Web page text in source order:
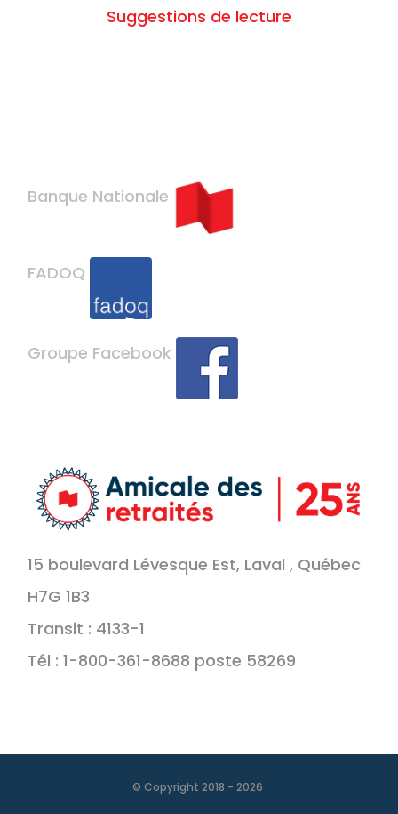
Suggestions de lecture
Banque Nationale
FADOQ
Groupe Facebook
15 boulevard Lévesque Est, Laval , Québec
H7G 1B3
Transit : 4133-1
Tél : 1-800-361-8688 poste 58269
© Copyright 2018 - 2026